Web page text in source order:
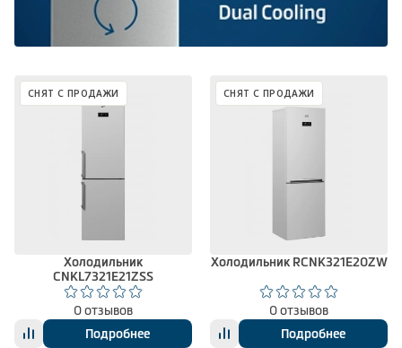
СНЯТ С ПРОДАЖИ
Холодильник
CNKL7321E21ZSS
0 отзывов
Подробнее
СНЯТ С ПРОДАЖИ
Холодильник RCNK321E20ZW
0 отзывов
Подробнее